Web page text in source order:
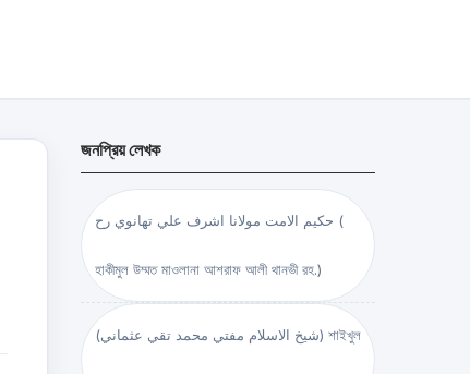
জনপ্রিয় লেখক
حكيم الامت مولانا اشرف علي تهانوي رح (
হাকীমুল উম্মত মাওলানা আশরাফ আলী থানভী রহ.)
(شيخ الاسلام مفتي محمد تقي عثماني) শাইখুল